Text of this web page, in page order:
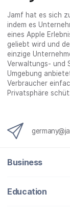
Jamf hat es sich
indem es
eines Apple
geliebt wird und
einzige
Verwaltungs- und
Umgebung
Verbraucher
Privatsphäre
Business
Education